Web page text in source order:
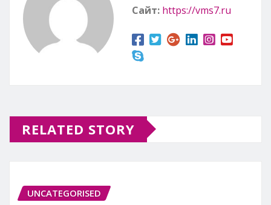
Сайт: https://vms7.ru
RELATED STORY
UNCATEGORISED